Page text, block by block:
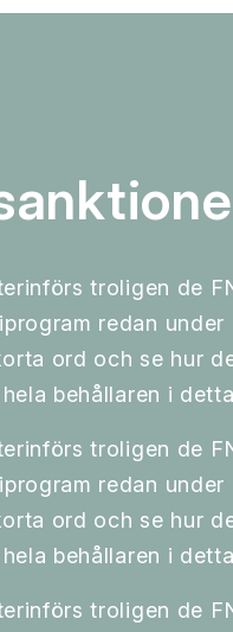
troligen de
redan
ord och se hur
behållaren i
troligen de
redan
ord och se hur
behållaren i
troligen de